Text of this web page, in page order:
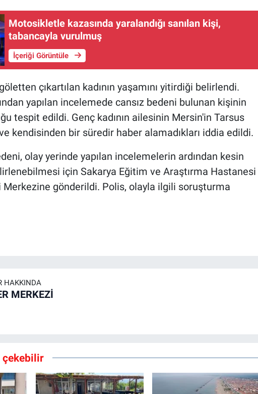
Motosikletle kazasında yaralandığı sanılan kişi,
tabancayla vurulmuş
İçeriği Görüntüle
çıkartılan kadının yaşamını yitirdiği belirlendi.
yapılan incelemede cansız bedeni bulunan kişinin
tespit edildi. Genç kadının ailesinin Mersin'in Tarsus
kendisinden bir süredir haber alamadıkları iddia edildi.
olay yerinde yapılan incelemelerin ardından kesin
için Sakarya Eğitim ve Araştırma Hastanesi
Merkezine gönderildi. Polis, olayla ilgili soruşturma
HAKKINDA
MERKEZİ
çekebilir